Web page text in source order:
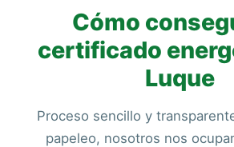
Cómo
certificado
Luque
Proceso sencillo y
papeleo, nosotros nos